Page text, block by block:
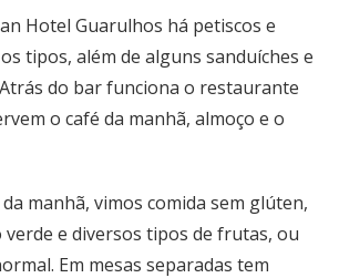
Hotel Guarulhos há petiscos e
tipos, além de alguns sanduíches e
do bar funciona o restaurante
o café da manhã, almoço e o
manhã, vimos comida sem glúten,
verde e diversos tipos de frutas, ou
Em mesas separadas tem